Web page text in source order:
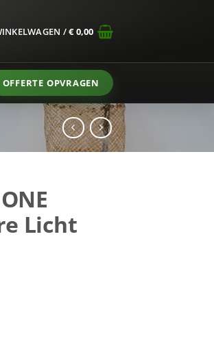
/€0,00
OFFERTE OPVRAGEN
Licht